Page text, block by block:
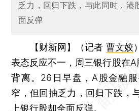
乏力，回归下跌，与此同时，港
面反弹
【财新网】（记者 曹文姣）
表态反应不一，周三银行股在
背离。26日早盘，A股金融
窄，但回抽乏力，回归下跌，
上银行股却全面反弹。